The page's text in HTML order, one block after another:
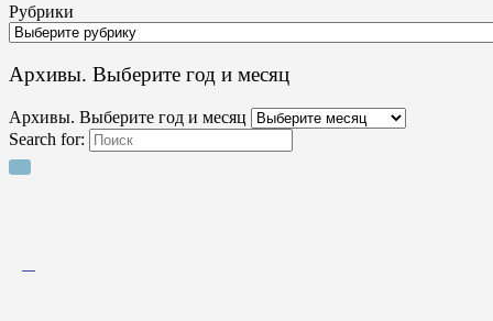
Рубрики
Архивы. Выберите год и месяц
Архивы. Выберите год и месяц
Search for: